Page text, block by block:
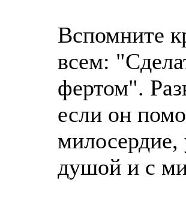
Вспомните
всем:
фертом".
если он
милосердие,
душой и с